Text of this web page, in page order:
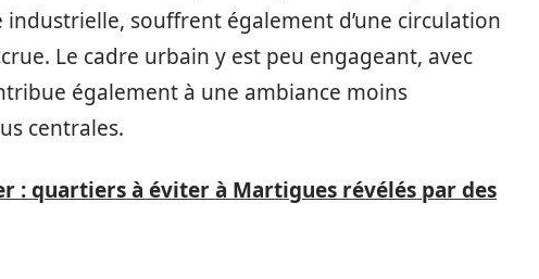
industrielle, souffrent également d’une circulation
Le cadre urbain y est peu engageant, avec
également à une ambiance moins
centrales.
: quartiers à éviter à Martigues révélés par des